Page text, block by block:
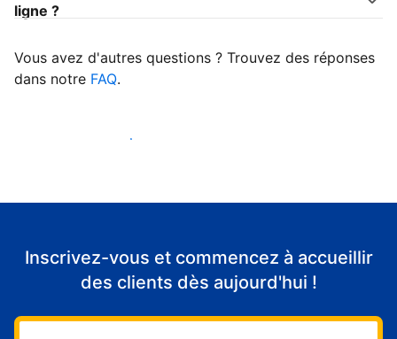
ligne ?
Vous avez d'autres questions ? Trouvez des réponses
dans notre FAQ.
Accueillir mes premiers clients
Inscrivez-vous et commencez à accueillir
des clients dès aujourd'hui !